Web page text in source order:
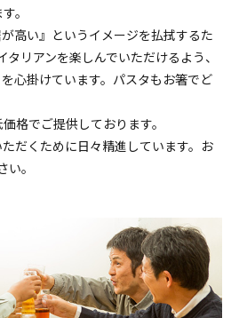
。
高い』というイメージを払拭するた
リアンを楽しんでいただけるよう、
を心掛けています。パスタもお箸でど
格でご提供しております。
だくために日々精進しています。お
。